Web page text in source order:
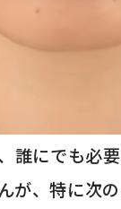
誰にでも必
が、特に次